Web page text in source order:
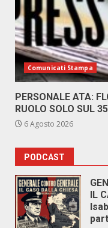
Comunicati Stampa
PERSONALE ATA:
RUOLO SOLO SUL
6 Agosto 2026
PODCAST
IL